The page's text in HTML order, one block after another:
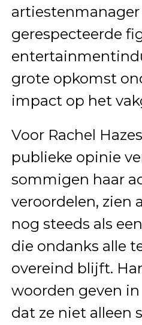
artiestenmanager
gerespecteerde
grote opkomst
impact op het
Voor Rachel
publieke opinie
sommigen haar
veroordelen, zien
nog steeds als
die ondanks alle
overeind blijft.
woorden geven
dat ze niet alleen